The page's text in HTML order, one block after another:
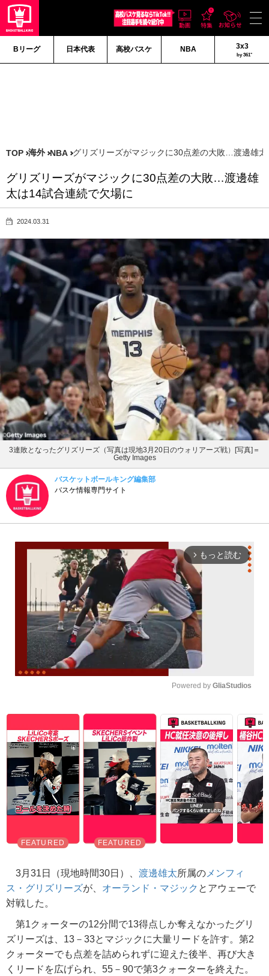
Bリーグ 日本代表 高校バスケ NBA 3x3
by 361°
TOP 海外 NBA グリズリーズがマジックに30点差の大敗…渡邊雄
グリズリーズがマジックに30点差の大敗…渡邊雄
太は14試合連続で欠場に
2024.03.31
3連敗となったグリズリーズ（写真は現地3月20日のウォリアーズ戦）[写真]＝
Getty Images
バスケットボールキング編集部
バスケ情報専門サイト
arrow_forward_ios もっと読む
Powered by GliaStudios
3月31日（現地時間30日）、 渡邊雄太所属の メンフィ
ス・グリズリーズが、 オーランド・マジック とアウェーで
対戦した。
第1クォーターの12分間で13得点しか奪えなかったグリ
ズリーズは、13－33とマジックに大量リードを許す。第2
クォーターでも点差を詰められずに迎えた後半、再び大き
くリードを広げられ、55－90で第3クォーターを終えた。